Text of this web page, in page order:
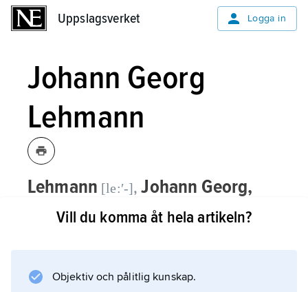
Uppslagsverket Logga in
Johann Georg
Lehmann
Lehmann [le:ʹ-],Johann Georg,
1765–1811, tysk kartograf.
lutningarna kan utläsas utnyttjades i
Vill du komma åt hela artikeln?
Objektiv och pålitlig kunskap.